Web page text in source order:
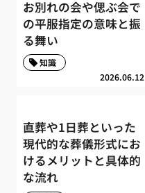
お別れの会や偲ぶ会で
の平服指定の意味と振
る舞い
2026.06.12
知識
直葬や1日葬といった
現代的な葬儀形式にお
けるメリットと具体的
な流れ